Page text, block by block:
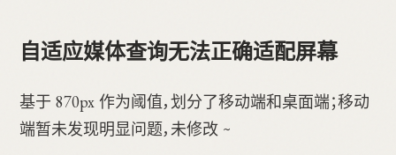
自适应媒体查询无法正确适配屏幕
基于 870px 作为阈值，划分了移动端和桌面端；移动
端暂未发现明显问题，未修改 ~